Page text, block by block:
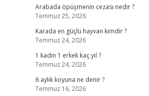
Arabada öpüşmenin cezası nedir ?
Temmuz 25, 2026
Karada en güçlü hayvan kimdir ?
Temmuz 24, 2026
1 kadın 1 erkek kaç yıl ?
Temmuz 24, 2026
6 aylık koyuna ne denir ?
Temmuz 16, 2026